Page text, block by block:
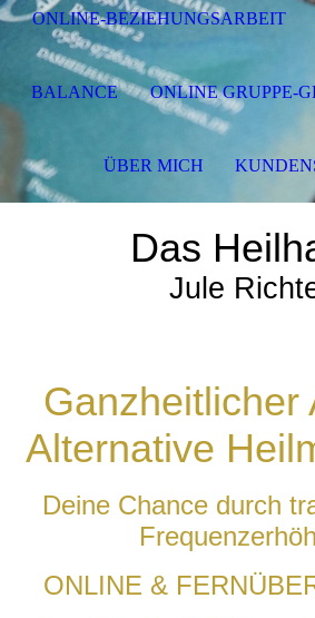
Das
Jule
Ganzheitlicher
Alternative
Deine Chance durch
ONLINE &
ONLINE-BEZIEHUNGSARBEIT
BALANCE ONLINE GRUPPE-
ÜBER MICH